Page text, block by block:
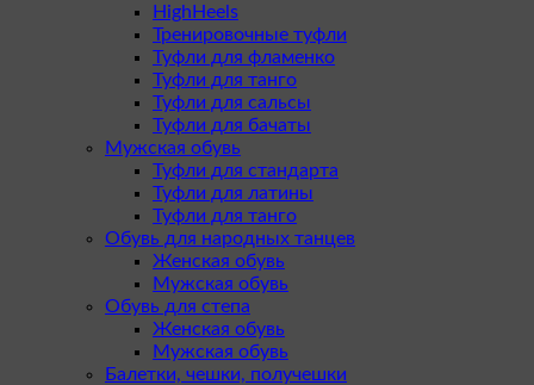
HighHeels
Тренировочные туфли
Туфли для фламенко
Туфли для танго
Туфли для сальсы
Туфли для бачаты
Мужская обувь
Туфли для стандарта
Туфли для латины
Туфли для танго
Обувь для народных танцев
Женская обувь
Мужская обувь
Обувь для степа
Женская обувь
Мужская обувь
Балетки, чешки, получешки